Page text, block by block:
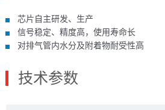
芯片自主研发、生产
信号稳定、精度高，使用寿命长
对排气管内水分及附着物耐受性高
技术参数